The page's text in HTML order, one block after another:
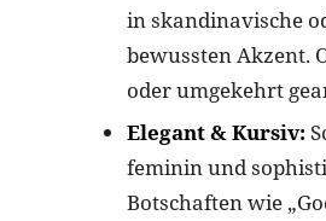
in skandinavische
bewussten Akzent.
oder umgekehrt
Elegant & Kursiv:
feminin und
Botschaften wie